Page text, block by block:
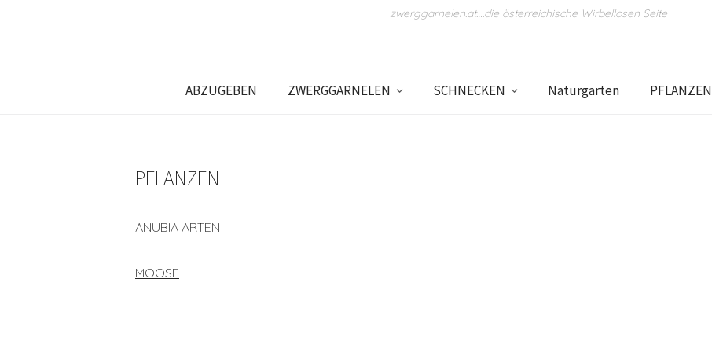
zwerggarnelen.at….die österreichische Wirbellosen Seite
ABZUGEBEN ZWERGGARNELEN SCHNECKEN Naturgarten PFLANZEN
PFLANZEN
ANUBIA ARTEN
MOOSE